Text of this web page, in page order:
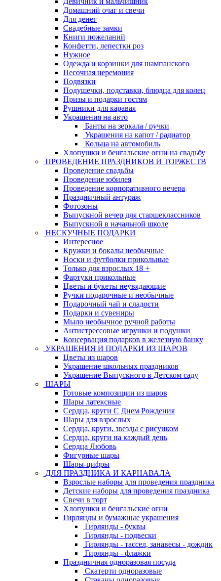
Домашний очаг и свечи
Для денег
Свадебные замки
Книги пожеланий
Конфетти, лепестки роз
Нужное
Одежда и корзинки для шампанского
Песочная церемония
Подвязки
Подушечки, подставки, блюдца для колец
Призы и подарки гостям
Рушники для каравая
Украшения на авто
Банты на зеркала / ручки
Украшения на капот / радиатор
Кольца на автомобиль
Хлопушки и бенгальские огни на свадьбу
ПРОВЕДЕНИЕ ПРАЗДНИКОВ И ТОРЖЕСТВ
Проведение свадьбы
Проведение юбилея
Проведение корпоративного вечера
Праздничный антураж
Фотозоны
Выпускной вечер для старшеклассников
Выпускной в начальной школе
НЕСКУЧНЫЕ ПОДАРКИ
Интересное
Кружки и бокалы необычные
Носки и футболки прикольные
Только для взрослых 18 +
Фартуки прикольные
Цветы и букеты неувядающие
Ручки подарочные и необычные
Подарочный чай и сладости
Подарки и сувениры
Мыло необычное ручной работы
Антистрессовые игрушки и подушки
Консервация подарков в железную банку
УКРАШЕНИЯ И ПОДАРКИ ИЗ ШАРОВ
Цветы из шаров
Украшение школьных праздников
Украшение Выпускного в Детском саду
ШАРЫ
Готовые композиции из шаров
Шары латексные
Сердца, круги С Днем Рождения
Шары для взрослых
Сердца, круги, звезды с рисунком
Сердца, круги на каждый день
Сердца Любовь
Фигурные шары
Шары-цифры
ДЛЯ ПРАЗДНИКА И КАРНАВАЛА
Взрослые наборы для проведения праздника
Детские наборы для проведения праздника
Свечи в торт
Хлопушки и бенгальские огни
Гирлянды и бумажные украшения
Гирлянды - буквы
Гирлянды - подвески
Гирлянды - тассел, занавесы - дождик
Гирлянды - флажки
Праздничная одноразовая посуда
Скатерти одноразовые